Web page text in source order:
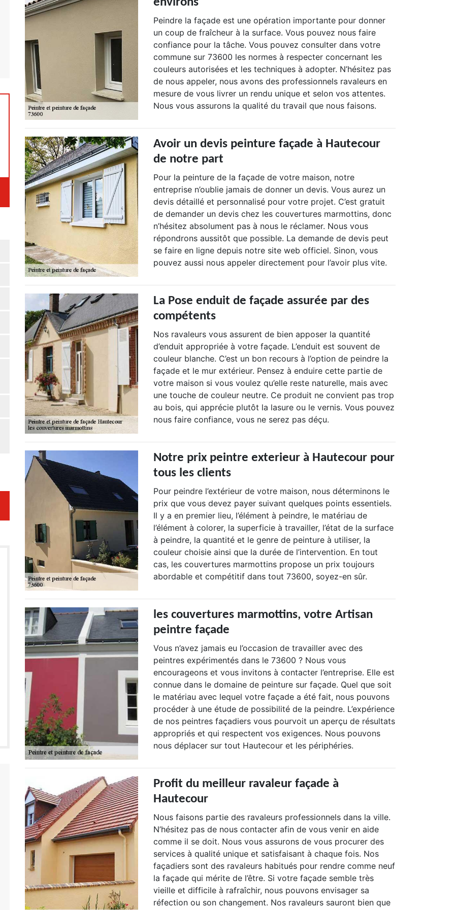
Peindre la façade est une opération importante pour donner
un coup de fraîcheur à la surface. Vous pouvez nous faire
confiance pour la tâche. Vous pouvez consulter dans votre
commune sur 73600 les normes à respecter concernant les
couleurs autorisées et les techniques à adopter. N’hésitez pas
de nous appeler, nous avons des professionnels ravaleurs en
mesure de vous livrer un rendu unique et selon vos attentes.
Nous vous assurons la qualité du travail que nous faisons.
Avoir un devis peinture façade à Hautecour
de notre part
Pour la peinture de la façade de votre maison, notre
entreprise n’oublie jamais de donner un devis. Vous aurez un
devis détaillé et personnalisé pour votre projet. C’est gratuit
de demander un devis chez les couvertures marmottins, donc
n’hésitez absolument pas à nous le réclamer. Nous vous
répondrons aussitôt que possible. La demande de devis peut
se faire en ligne depuis notre site web officiel. Sinon, vous
pouvez aussi nous appeler directement pour l’avoir plus vite.
La Pose enduit de façade assurée par des
compétents
Nos ravaleurs vous assurent de bien apposer la quantité
d’enduit appropriée à votre façade. L’enduit est souvent de
couleur blanche. C’est un bon recours à l’option de peindre la
façade et le mur extérieur. Pensez à enduire cette partie de
votre maison si vous voulez qu’elle reste naturelle, mais avec
une touche de couleur neutre. Ce produit ne convient pas trop
au bois, qui apprécie plutôt la lasure ou le vernis. Vous pouvez
nous faire confiance, vous ne serez pas déçu.
Notre prix peintre exterieur à Hautecour pour
tous les clients
Pour peindre l’extérieur de votre maison, nous déterminons le
prix que vous devez payer suivant quelques points essentiels.
Il y a en premier lieu, l’élément à peindre, le matériau de
l’élément à colorer, la superficie à travailler, l’état de la surface
à peindre, la quantité et le genre de peinture à utiliser, la
couleur choisie ainsi que la durée de l’intervention. En tout
cas, les couvertures marmottins propose un prix toujours
abordable et compétitif dans tout 73600, soyez-en sûr.
les couvertures marmottins, votre Artisan
peintre façade
Vous n’avez jamais eu l’occasion de travailler avec des
peintres expérimentés dans le 73600 ? Nous vous
encourageons et vous invitons à contacter l’entreprise. Elle est
connue dans le domaine de peinture sur façade. Quel que soit
le matériau avec lequel votre façade a été fait, nous pouvons
procéder à une étude de possibilité de la peindre. L’expérience
de nos peintres façadiers vous pourvoit un aperçu de résultats
appropriés et qui respectent vos exigences. Nous pouvons
nous déplacer sur tout Hautecour et les périphéries.
Profit du meilleur ravaleur façade à
Hautecour
Nous faisons partie des ravaleurs professionnels dans la ville.
N’hésitez pas de nous contacter afin de vous venir en aide
comme il se doit. Nous vous assurons de vous procurer des
services à qualité unique et satisfaisant à chaque fois. Nos
façadiers sont des ravaleurs habitués pour rendre comme neuf
la façade qui mérite de l’être. Si votre façade semble très
vieille et difficile à rafraîchir, nous pouvons envisager sa
réfection ou son changement. Nos ravaleurs sauront bien que